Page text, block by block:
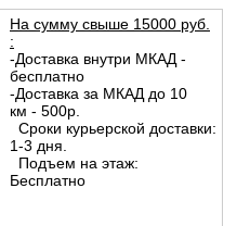
На сумму свыше 15000 руб.
:
-Доставка внутри МКАД -
бесплатно
-Доставка за МКАД до 10
км - 500р.
Сроки курьерской доставки:
1-3 дня.
Подъем на этаж:
Бесплатно